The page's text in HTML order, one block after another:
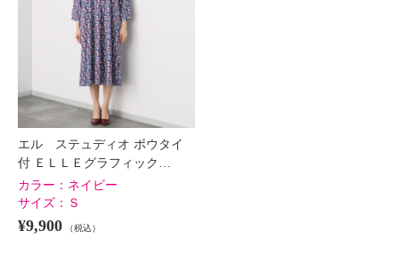
エル ステュディオ ボウタイ
付 ＥＬＬＥグラフィック…
カラー： ネイビー
サイズ： Ｓ
¥9,900 （税込）